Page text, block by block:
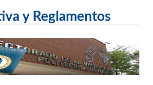
y Reglamentos